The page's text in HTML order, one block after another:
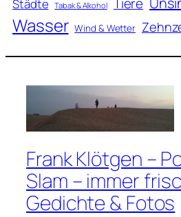
Städte Tabak & Alkohol Tiere
Wasser Wind & Wetter
Frank Klötgen –
Slam – immer
Gedichte & Fotos